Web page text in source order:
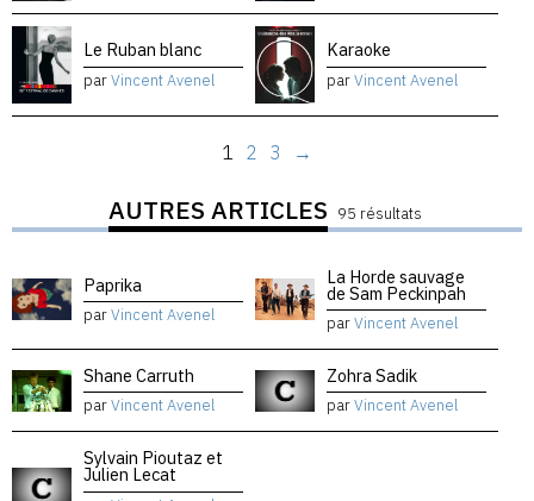
Le Ruban blanc
parVincent Avenel
Karaoke
parVincent Avenel
1 2 3 →
AUTRES ARTICLES 95 résultats
Paprika
parVincent Avenel
La Horde sauvage
de Sam Peckinpah
parVincent Avenel
Shane Carruth
parVincent Avenel
Zohra Sadik
parVincent Avenel
Sylvain Pioutaz et
Julien Lecat